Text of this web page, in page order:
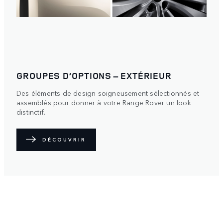
GROUPES D’OPTIONS – EXTÉRIEUR
Des éléments de design soigneusement sélectionnés et
assemblés pour donner à votre Range Rover un look
distinctif.
DÉCOUVRIR